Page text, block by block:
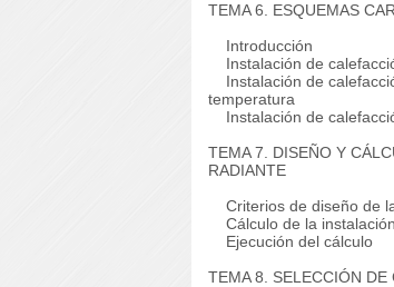
TEMA 6. ESQUEMAS
Introducción
Instalación de
Instalación de
temperatura
Instalación de
TEMA 7. DISEÑO Y
RADIANTE
Criterios de diseño de
Cálculo de la
Ejecución del cálculo
TEMA 8. SELECCIÓN DE